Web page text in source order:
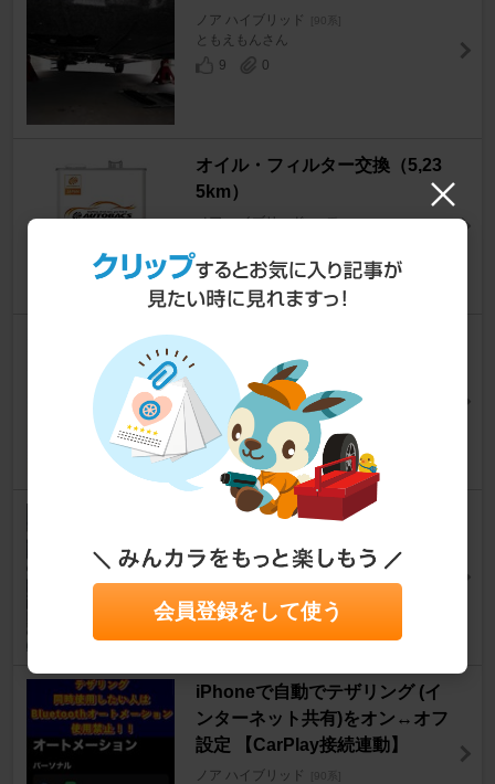
ノア ハイブリッド [90系]
ともえもんさん
9
0
オイル・フィルター交換（5,23
5km）
ノア ハイブリッド [90系]
6
0
イエハでオイルとエレメント交
ノア ハイブリッド [90系]
maco2000GTさん
7
0
COXボディーダンパー取付け
ノア ハイブリッド [90系]
たかぽこさん
iPhoneで自動でテザリング (イ
ンターネット共有)をオン↔︎オフ
設定 【CarPlay接続連動】
ノア ハイブリッド [90系]
会員登録をして使う